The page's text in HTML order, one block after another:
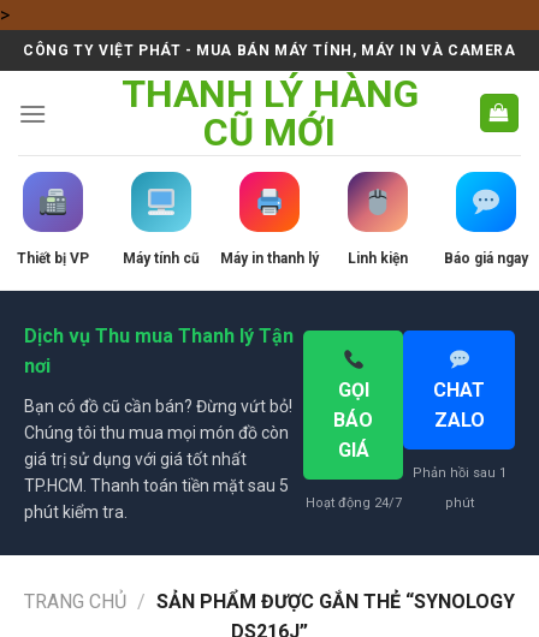
>Skip
to
content
CÔNG TY VIỆT PHÁT - MUA BÁN MÁY TÍNH, MÁY IN VÀ CAMERA
THANH LÝ HÀNG
CŨ MỚI
Thiết bị VP Máy tính cũ Máy in thanh lý Linh kiện Báo giá ngay
Dịch vụ Thu mua Thanh lý Tận
nơi
Bạn có đồ cũ cần bán? Đừng vứt bỏ!
Chúng tôi thu mua mọi món đồ còn
giá trị sử dụng với giá tốt nhất
TP.HCM. Thanh toán tiền mặt sau 5
phút kiểm tra.
GỌI
BÁO
GIÁ
Hoạt động 24/7
CHAT
ZALO
Phản hồi sau 1
phút
TRANG CHỦ / SẢN PHẨM ĐƯỢC GẮN THẺ “SYNOLOGY
DS216J”